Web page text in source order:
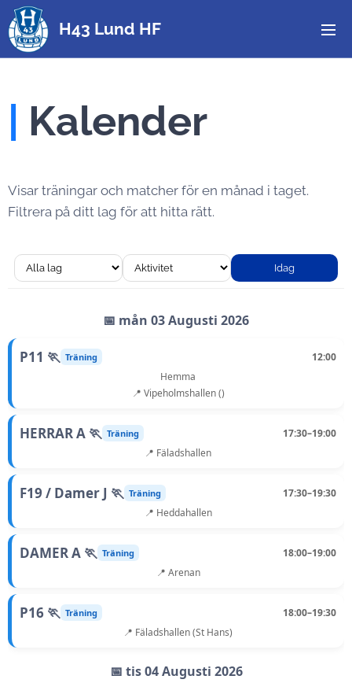
H43 Lund HF
Kalender
Visar träningar och matcher för en månad i taget.
Filtrera på ditt lag för att hitta rätt.
Idag
📅 mån 03 Augusti 2026
P11 🏃 Träning
12:00
Hemma
📍 Vipeholmshallen ()
HERRAR A 🏃 Träning
17:30–19:00
📍 Fäladshallen
F19 / Damer J 🏃 Träning
17:30–19:30
📍 Heddahallen
DAMER A 🏃 Träning
18:00–19:00
📍 Arenan
P16 🏃 Träning
18:00–19:30
📍 Fäladshallen (St Hans)
📅 tis 04 Augusti 2026